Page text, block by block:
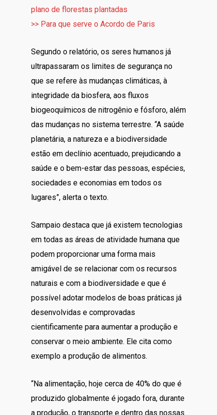
plano de florestas plantadas
>> Para que serve o Acordo de Paris
Segundo o relatório, os seres humanos já
ultrapassaram os limites de segurança no
que se refere às mudanças climáticas, à
integridade da biosfera, aos fluxos
biogeoquímicos de nitrogênio e fósforo, além
das mudanças no sistema terrestre. “A saúde
planetária, a natureza e a biodiversidade
estão em declínio acentuado, prejudicando a
saúde e o bem-estar das pessoas, espécies,
sociedades e economias em todos os
lugares”, alerta o texto.
Sampaio destaca que já existem tecnologias
em todas as áreas de atividade humana que
podem proporcionar uma forma mais
amigável de se relacionar com os recursos
naturais e com a biodiversidade e que é
possível adotar modelos de boas práticas já
desenvolvidas e comprovadas
cientificamente para aumentar a produção e
conservar o meio ambiente. Ele cita como
exemplo a produção de alimentos.
“Na alimentação, hoje cerca de 40% do que é
produzido globalmente é jogado fora, durante
a produção, o transporte e dentro das nossas